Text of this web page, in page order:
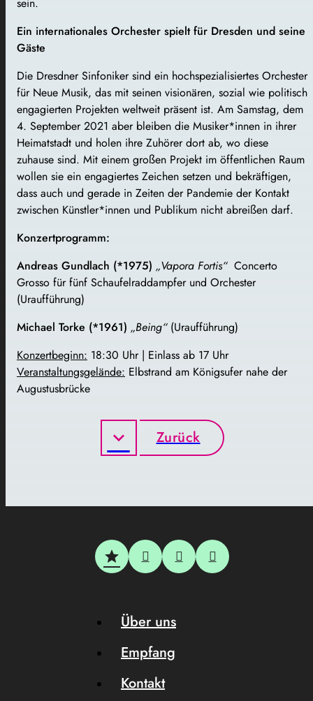
Ein internationales Orchester spielt für Dresden und seine
Gäste
Die Dresdner Sinfoniker sind ein hochspezialisiertes Orchester
für Neue Musik, das mit seinen visionären, sozial wie politisch
engagierten Projekten weltweit präsent ist. Am Samstag, dem
4. September 2021 aber bleiben die Musiker*innen in ihrer
Heimatstadt und holen ihre Zuhörer dort ab, wo diese
zuhause sind. Mit einem großen Projekt im öffentlichen Raum
wollen sie ein engagiertes Zeichen setzen und bekräftigen,
dass auch und gerade in Zeiten der Pandemie der Kontakt
zwischen Künstler*innen und Publikum nicht abreißen darf.
Konzertprogramm:
Andreas Gundlach (*1975) „Vapora Fortis“ Concerto
Grosso für fünf Schaufelraddampfer und Orchester
(Uraufführung)
Michael Torke (*1961) „Being“(Uraufführung)
Konzertbeginn: 18:30 Uhr | Einlass ab 17 Uhr
Veranstaltungsgelände: Elbstrand am Königsufer nahe der
Augustusbrücke
Zurück
Über uns
Empfang
Kontakt